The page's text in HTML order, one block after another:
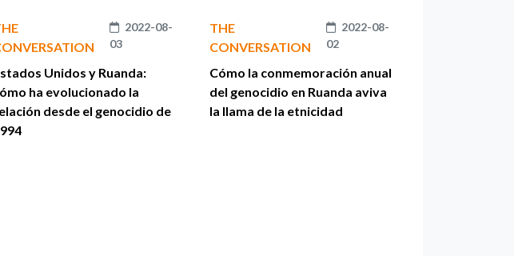
2022-08-
03
Unidos y Ruanda:
ha evolucionado la
desde el genocidio de
THE
CONVERSATION
2022-08-
02
Cómo la conmemoración anual
del genocidio en Ruanda aviva
la llama de la etnicidad